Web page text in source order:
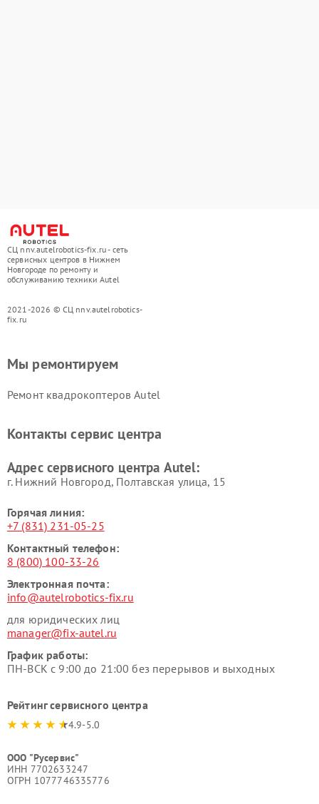
СЦ nnv.autelrobotics-fix.ru - сеть
сервисных центров в Нижнем
Новгороде по ремонту и
обслуживанию техники Autel
2021-2026 © СЦ nnv.autelrobotics-
fix.ru
Мы ремонтируем
Ремонт квадрокоптеров Autel
Контакты сервис центра
Адрес сервисного центра Autel:
г. Нижний Новгород, Полтавская улица, 15
Горячая линия:
+7 (831) 231-05-25
Контактный телефон:
8 (800) 100-33-26
Электронная почта:
info@autelrobotics-fix.ru
для юридических лиц
manager@fix-autel.ru
График работы:
ПН-ВСК с 9:00 до 21:00 без перерывов и выходных
Рейтинг сервисного центра
4.9-5.0
ООО "Русервис"
ИНН 7702633247
ОГРН 1077746335776